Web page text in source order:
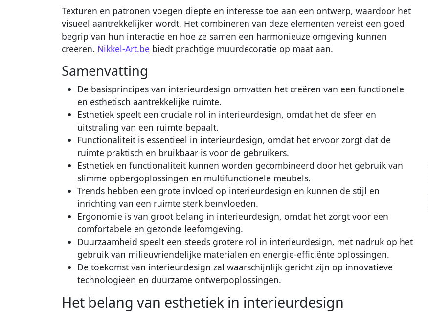
Texturen en patronen voegen diepte en interesse toe aan een ontwerp, waardoor het
visueel aantrekkelijker wordt. Het combineren van deze elementen vereist een goed
begrip van hun interactie en hoe ze samen een harmonieuze omgeving kunnen
creëren. Nikkel-Art.be biedt prachtige muurdecoratie op maat aan.
Samenvatting
De basisprincipes van interieurdesign omvatten het creëren van een functionele
en esthetisch aantrekkelijke ruimte.
Esthetiek speelt een cruciale rol in interieurdesign, omdat het de sfeer en
uitstraling van een ruimte bepaalt.
Functionaliteit is essentieel in interieurdesign, omdat het ervoor zorgt dat de
ruimte praktisch en bruikbaar is voor de gebruikers.
Esthetiek en functionaliteit kunnen worden gecombineerd door het gebruik van
slimme opbergoplossingen en multifunctionele meubels.
Trends hebben een grote invloed op interieurdesign en kunnen de stijl en
inrichting van een ruimte sterk beïnvloeden.
Ergonomie is van groot belang in interieurdesign, omdat het zorgt voor een
comfortabele en gezonde leefomgeving.
Duurzaamheid speelt een steeds grotere rol in interieurdesign, met nadruk op het
gebruik van milieuvriendelijke materialen en energie-efficiënte oplossingen.
De toekomst van interieurdesign zal waarschijnlijk gericht zijn op innovatieve
technologieën en duurzame ontwerpoplossingen.
Het belang van esthetiek in interieurdesign